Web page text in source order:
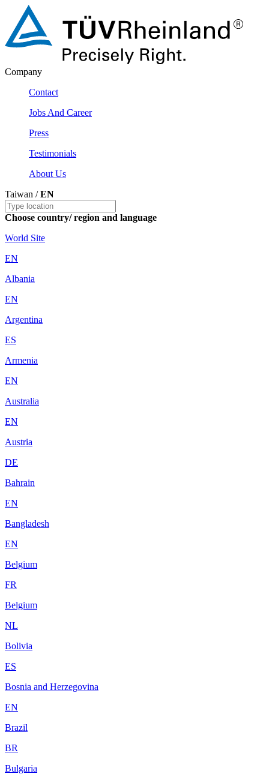
Company
Contact
Jobs And Career
Press
Testimonials
About Us
Taiwan /EN
Choose country/ region and language
World Site
EN
Albania
EN
Argentina
ES
Armenia
EN
Australia
EN
Austria
DE
Bahrain
EN
Bangladesh
EN
Belgium
FR
Belgium
NL
Bolivia
ES
Bosnia and Herzegovina
EN
Brazil
BR
Bulgaria